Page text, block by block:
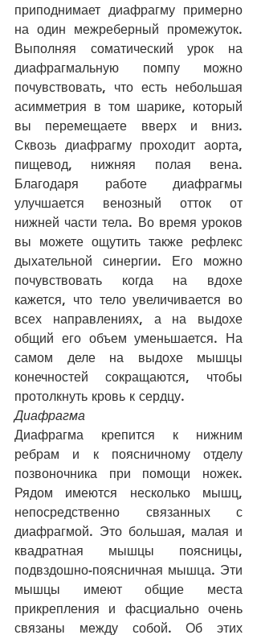
приподнимает диафрагму примерно
на один межреберный промежуток.
Выполняя соматический урок на
диафрагмальную помпу можно
почувствовать, что есть небольшая
асимметрия в том шарике, который
вы перемещаете вверх и вниз.
Сквозь диафрагму проходит аорта,
пищевод, нижняя полая вена.
Благодаря работе диафрагмы
улучшается венозный отток от
нижней части тела. Во время уроков
вы можете ощутить также рефлекс
дыхательной синергии. Его можно
почувствовать когда на вдохе
кажется, что тело увеличивается во
всех направлениях, а на выдохе
общий его объем уменьшается. На
самом деле на выдохе мышцы
конечностей сокращаются, чтобы
протолкнуть кровь к сердцу.
Диафрагма
Диафрагма крепится к нижним
ребрам и к поясничному отделу
позвоночника при помощи ножек.
Рядом имеются несколько мышц,
непосредственно связанных с
диафрагмой. Это большая, малая и
квадратная мышцы поясницы,
подвздошно-поясничная мышца. Эти
мышцы имеют общие места
прикрепления и фасциально очень
связаны между собой. Об этих